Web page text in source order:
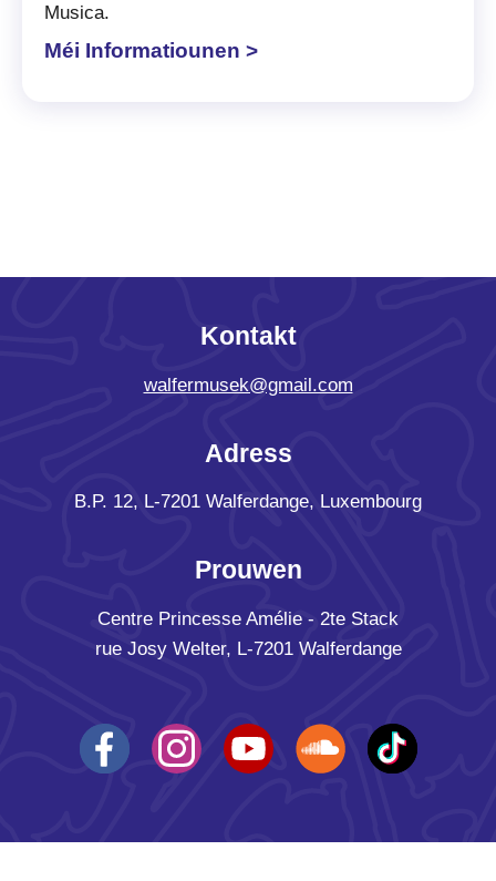
Musica.
Méi Informatiounen >
Kontakt
walfermusek@gmail.com
Adress
B.P. 12, L-7201 Walferdange, Luxembourg
Prouwen
Centre Princesse Amélie - 2te Stack
rue Josy Welter, L-7201 Walferdange